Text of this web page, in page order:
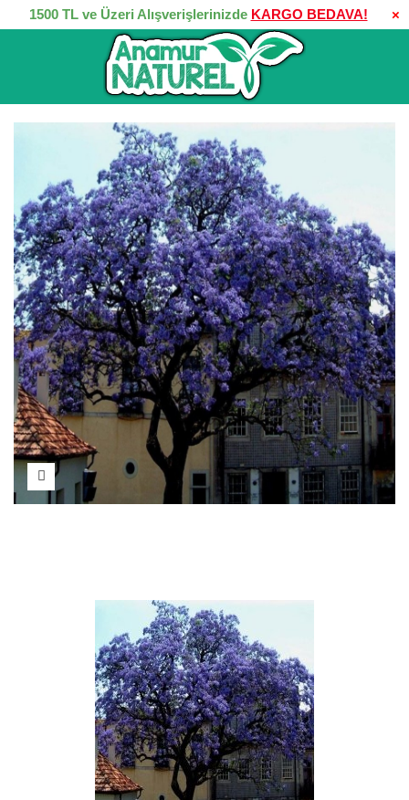
×
1500 TL ve Üzeri Alışverişlerinizde KARGO BEDAVA!